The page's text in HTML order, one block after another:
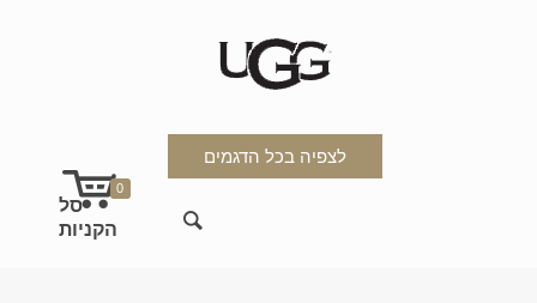
לצפיה בכל הדגמים
0